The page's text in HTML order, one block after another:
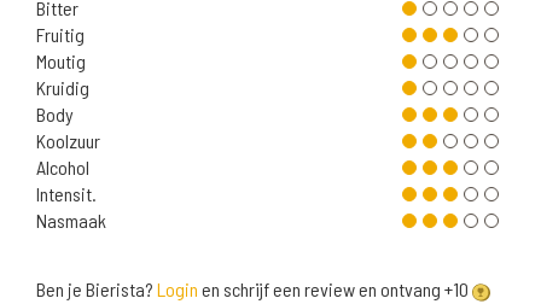
Bitter
Fruitig
Moutig
Kruidig
Body
Koolzuur
Alcohol
Intensit.
Nasmaak
Ben je Bierista? Login en schrijf een review en ontvang +10